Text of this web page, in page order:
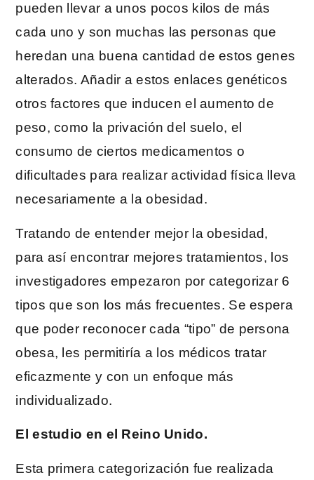
pueden llevar a unos pocos kilos de más
cada uno y son muchas las personas que
heredan una buena cantidad de estos genes
alterados. Añadir a estos enlaces genéticos
otros factores que inducen el aumento de
peso, como la privación del suelo, el
consumo de ciertos medicamentos o
dificultades para realizar actividad física lleva
necesariamente a la obesidad.
Tratando de entender mejor la obesidad,
para así encontrar mejores tratamientos, los
investigadores empezaron por categorizar 6
tipos que son los más frecuentes. Se espera
que poder reconocer cada “tipo” de persona
obesa, les permitiría a los médicos tratar
eficazmente y con un enfoque más
individualizado.
El estudio en el Reino Unido.
Esta primera categorización fue realizada